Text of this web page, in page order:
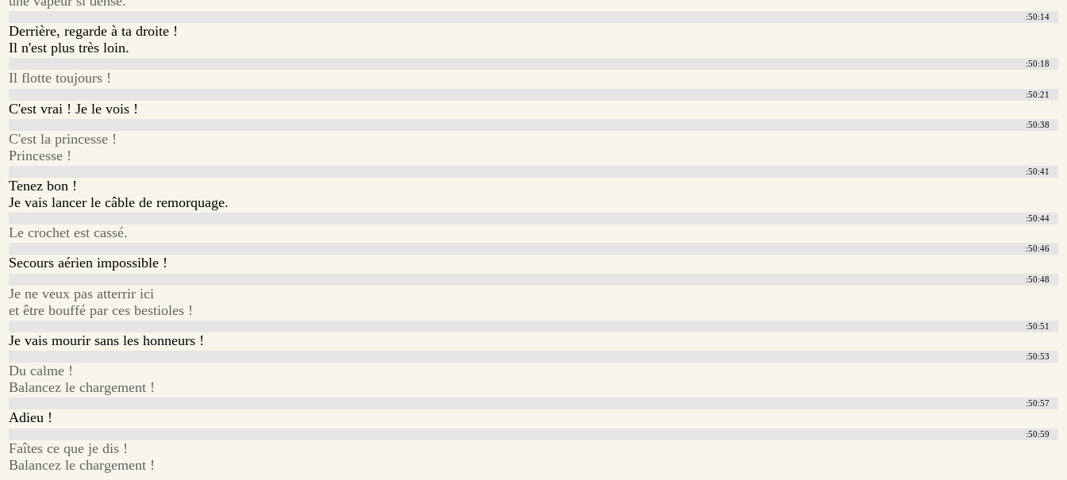
:50:14
Derrière, regarde à ta droite !
Il n'est plus très loin.
:50:18
Il flotte toujours !
:50:21
C'est vrai ! Je le vois !
:50:38
C'est la princesse !
Princesse !
:50:41
Tenez bon !
Je vais lancer le câble de remorquage.
:50:44
Le crochet est cassé.
:50:46
Secours aérien impossible !
:50:48
Je ne veux pas atterrir ici
et être bouffé par ces bestioles !
:50:51
Je vais mourir sans les honneurs !
:50:53
Du calme !
Balancez le chargement !
:50:57
Adieu !
:50:59
Faîtes ce que je dis !
Balancez le chargement !